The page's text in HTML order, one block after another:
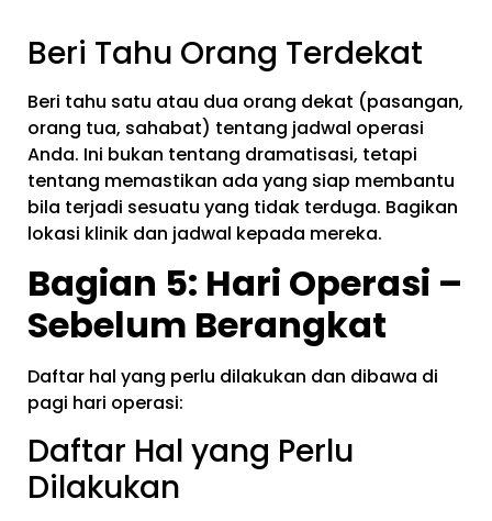
Beri Tahu Orang Terdekat
Beri tahu satu atau dua orang dekat (pasangan,
orang tua, sahabat) tentang jadwal operasi
Anda. Ini bukan tentang dramatisasi, tetapi
tentang memastikan ada yang siap membantu
bila terjadi sesuatu yang tidak terduga. Bagikan
lokasi klinik dan jadwal kepada mereka.
Bagian 5: Hari Operasi –
Sebelum Berangkat
Daftar hal yang perlu dilakukan dan dibawa di
pagi hari operasi:
Daftar Hal yang Perlu
Dilakukan